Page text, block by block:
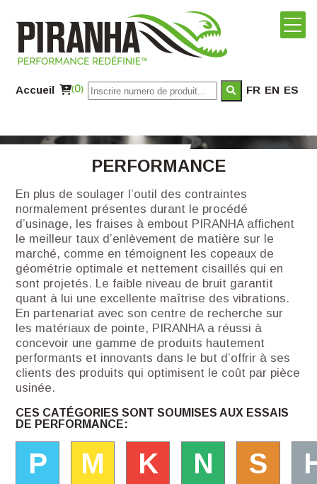
Accueil (0) FR EN ES
PERFORMANCE
En plus de soulager l’outil des contraintes
normalement présentes durant le procédé
d’usinage, les fraises à embout PIRANHA affichent
le meilleur taux d’enlèvement de matière sur le
marché, comme en témoignent les copeaux de
géométrie optimale et nettement cisaillés qui en
sont projetés. Le faible niveau de bruit garantit
quant à lui une excellente maîtrise des vibrations.
En partenariat avec son centre de recherche sur
les matériaux de pointe, PIRANHA a réussi à
concevoir une gamme de produits hautement
performants et innovants dans le but d’offrir à ses
clients des produits qui optimisent le coût par pièce
usinée.
CES CATÉGORIES SONT SOUMISES AUX ESSAIS
DE PERFORMANCE:
P M K N S